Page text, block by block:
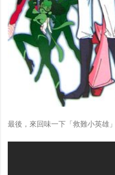
最後，來回味一下「救難小英雄